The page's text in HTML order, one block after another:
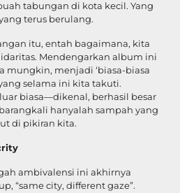
tabungan di kota kecil. Yang
terus berulang.
itu, entah bagaimana, kita
Mendengarkan album ini
mungkin, menjadi ‘biasa-biasa
selama ini kita takuti.
biasa—dikenal, berhasil besar
hanyalah sampah yang
di pikiran kita.
ambivalensi ini akhirnya
“same city, different gaze”.